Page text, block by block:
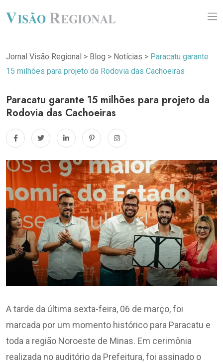
Jornal Visão Regional > Blog > Notícias > Paracatu garante
15 milhões para projeto da Rodovia das Cachoeiras
Paracatu garante 15 milhões para projeto da
Rodovia das Cachoeiras
A tarde da última sexta-feira, 06 de março, foi
marcada por um momento histórico para Paracatu e
toda a região Noroeste de Minas. Em cerimônia
realizada no auditório da Prefeitura, foi assinado o